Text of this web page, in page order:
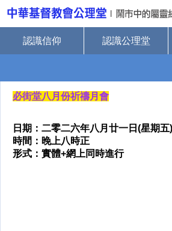
認識信仰 認識公理堂
必街堂八月份祈禱月會
日期：二零二六年八月廿一日(星期五)
時間：晚上八時正
形式：實體+網上同時進行